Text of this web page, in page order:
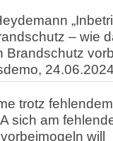
– wie
Brandschutz
24.06.2024
trotz
sich am
will